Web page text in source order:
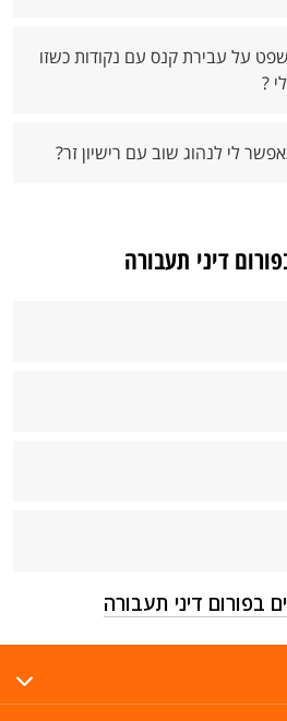
על עבירת קנס עם נקודות כשזו
?
לי לנהוג שוב עם רישיון זר?
דיני תעבורה
בפורום דיני תעבורה